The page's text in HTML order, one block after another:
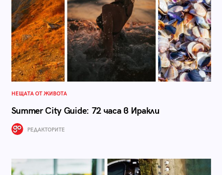
НЕЩАТА ОТ ЖИВОТА
Summer City Guide: 72 часа в Иракли
РЕДАКТОРИТЕ